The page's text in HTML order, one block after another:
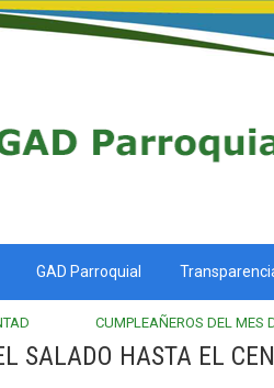
GAD Parroquial
CUMPLEAÑEROS DEL MES
SALADO HASTA EL